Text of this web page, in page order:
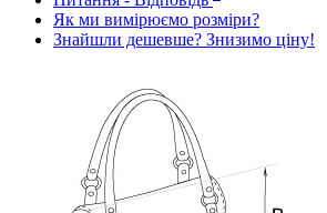
Як ми вимірюємо розміри?
Знайшли дешевше? Знизимо ціну!